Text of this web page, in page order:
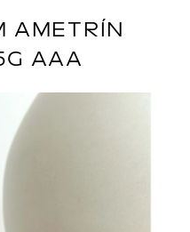
AMETRÍN
AAA